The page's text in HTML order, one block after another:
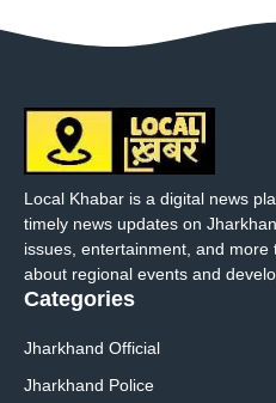
Local Khabar is a digital news
timely news updates on
issues, entertainment, and
about regional events and
Categories
Jharkhand Official
Jharkhand Police